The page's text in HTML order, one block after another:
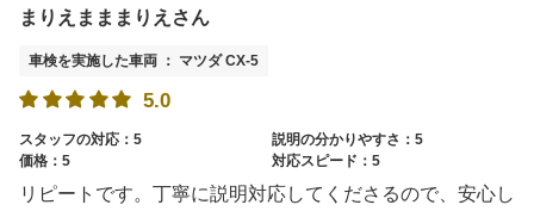
まりえまままりえさん
車検を実施した車両 ： マツダ CX-5
5.0
スタッフの対応：5
説明の分かりやすさ：5
価格：5
対応スピード：5
リピートです。丁寧に説明対応してくださるので、安心し